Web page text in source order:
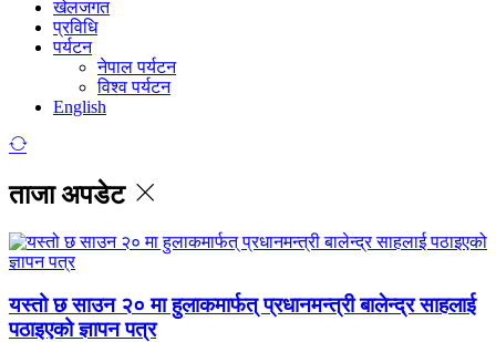
खेलजगत
प्रविधि
पर्यटन
नेपाल पर्यटन
विश्व पर्यटन
English
ताजा अपडेट
यस्तो छ साउन २० मा हुलाकमार्फत् प्रधानमन्त्री बालेन्द्र साहलाई
पठाइएको ज्ञापन पत्र